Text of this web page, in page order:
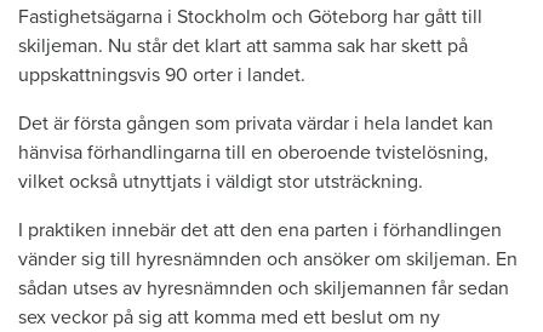
Fastighetsägarna i Stockholm och Göteborg har gått till
skiljeman. Nu står det klart att samma sak har skett på
uppskattningsvis 90 orter i landet.
Det är första gången som privata värdar i hela landet kan
hänvisa förhandlingarna till en oberoende tvistelösning,
vilket också utnyttjats i väldigt stor utsträckning.
I praktiken innebär det att den ena parten i förhandlingen
vänder sig till hyresnämnden och ansöker om skiljeman. En
sådan utses av hyresnämnden och skiljemannen får sedan
sex veckor på sig att komma med ett beslut om ny